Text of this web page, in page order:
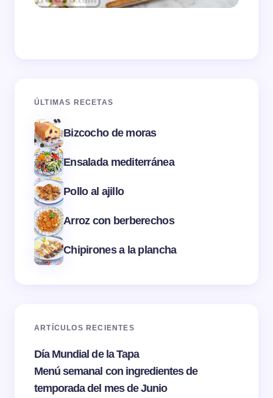
ÚLTIMAS RECETAS
Bizcocho de moras
Ensalada mediterránea
Pollo al ajillo
Arroz con berberechos
Chipirones a la plancha
ARTÍCULOS RECIENTES
Día Mundial de la Tapa
Menú semanal con ingredientes de
temporada del mes de Junio